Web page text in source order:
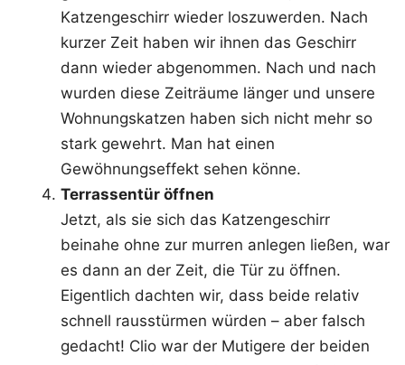
Katzengeschirr wieder loszuwerden. Nach
kurzer Zeit haben wir ihnen das Geschirr
dann wieder abgenommen. Nach und nach
wurden diese Zeiträume länger und unsere
Wohnungskatzen haben sich nicht mehr so
stark gewehrt. Man hat einen
Gewöhnungseffekt sehen könne.
Terrassentür öffnen
Jetzt, als sie sich das Katzengeschirr
beinahe ohne zur murren anlegen ließen, war
es dann an der Zeit, die Tür zu öffnen.
Eigentlich dachten wir, dass beide relativ
schnell rausstürmen würden – aber falsch
gedacht! Clio war der Mutigere der beiden